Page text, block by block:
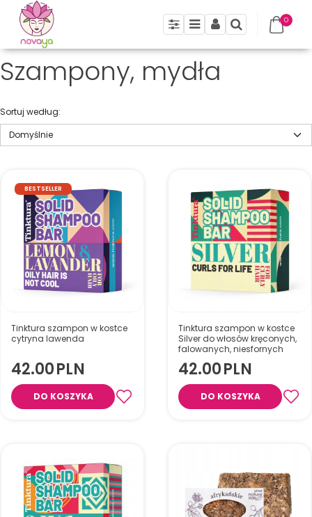
PanelMenuPanelSzukaj
0
Szampony, mydła
Sortuj według:
BESTSELLER
Do włosów przetłuszczających
się różowy Limun&Lavanda–
Tinktura szampon w kostce
cytryna lawenda
42.00PLN
DO KOSZYKA
Do włosów kręconych, suchych
i falowanych odżywia włosy
siemieniem lnianym, nadaje
Tinktura szampon w kostce
Silver do włosów kręconych,
falowanych, niesfornych
42.00PLN
DO KOSZYKA